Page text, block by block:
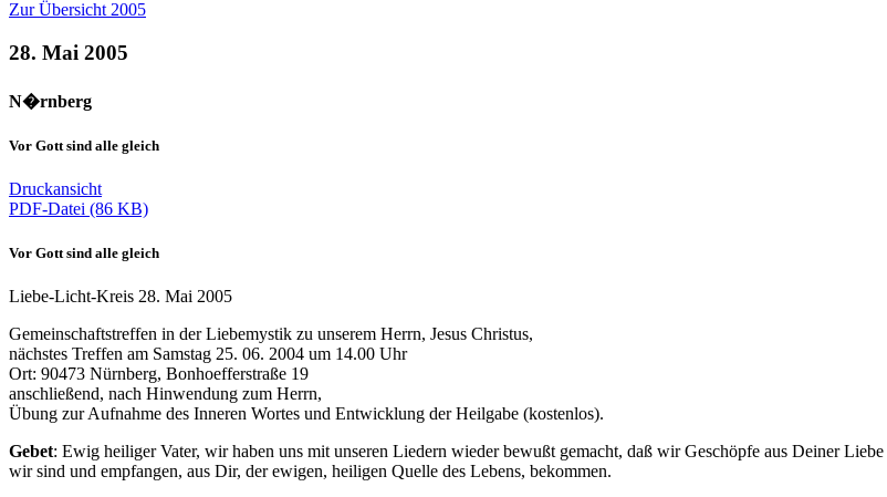
Zur Übersicht 2005
28. Mai 2005
N�rnberg
Vor Gott sind alle gleich
Druckansicht
PDF-Datei (86 KB)
Vor Gott sind alle gleich
Liebe-Licht-Kreis 28. Mai 2005
Gemeinschaftstreffen in der Liebemystik zu unserem Herrn, Jesus Christus,
nächstes Treffen am Samstag 25. 06. 2004 um 14.00 Uhr
Ort: 90473 Nürnberg, Bonhoefferstraße 19
anschließend, nach Hinwendung zum Herrn,
Übung zur Aufnahme des Inneren Wortes und Entwicklung der Heilgabe (kostenlos).
Gebet: Ewig heiliger Vater, wir haben uns mit unseren Liedern wieder bewußt gemacht, daß wir Geschöpfe aus Deiner
wir sind und empfangen, aus Dir, der ewigen, heiligen Quelle des Lebens, bekommen.